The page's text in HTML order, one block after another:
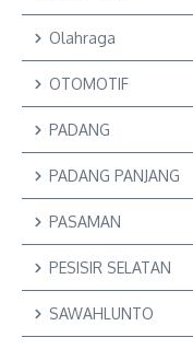
Olahraga
OTOMOTIF
PADANG
PADANG PANJANG
PASAMAN
PESISIR SELATAN
SAWAHLUNTO